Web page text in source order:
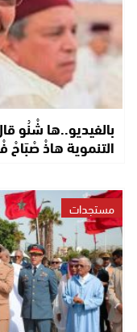
بالفيديو..ها شْنُو
التنموية هاذْ صْبَاحْ
مستجدات